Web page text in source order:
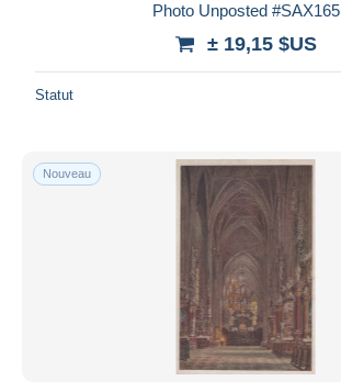
Photo Unposted #SAX165
± 19,15 $US
Statut
Nouveau